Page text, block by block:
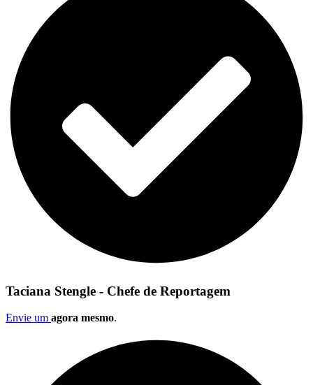
Taciana Stengle - Chefe de Reportagem
Envie um agora mesmo.